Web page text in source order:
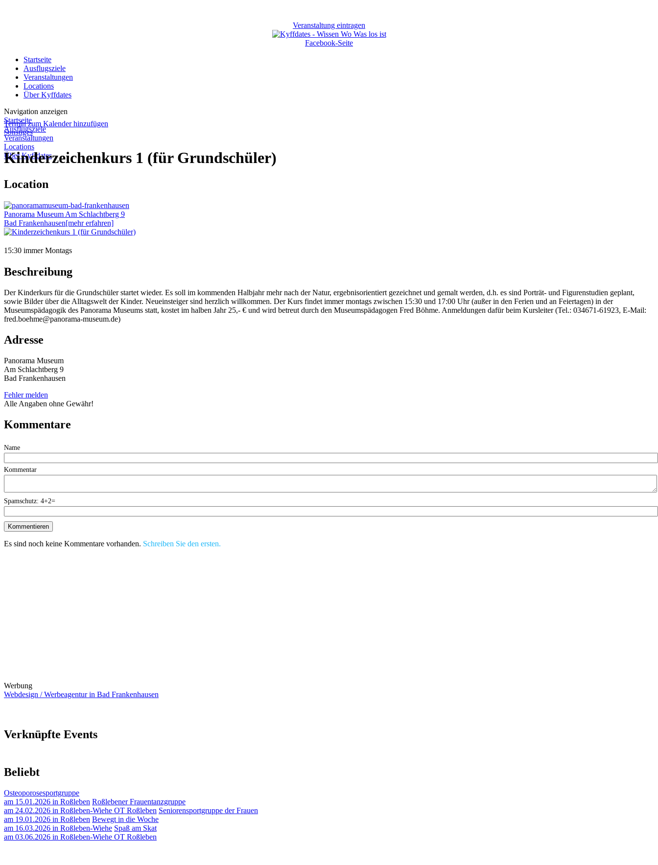
Veranstaltung eintragen
Facebook-Seite
Startseite
Ausflugsziele
Veranstaltungen
Locations
Über Kyffdates
Navigation anzeigen
Startseite
Ausflugsziele
Veranstaltungen
Locations
Über Kyffdates
Termin zum Kalender hinzufügen
Sonstiges
Kinderzeichenkurs 1 (für Grundschüler)
Location
Panorama Museum Am Schlachtberg 9
Bad Frankenhausen[mehr erfahren]
15:30 immer Montags
Beschreibung
Der Kinderkurs für die Grundschüler startet wieder. Es soll im kommenden Halbjahr mehr nach der Natur, ergebnisorientiert gezeichnet und gemalt werden, d.h. es sind Porträt- und Figurenstudien geplant,
sowie Bilder über die Alltagswelt der Kinder. Neueinsteiger sind herzlich willkommen. Der Kurs findet immer montags zwischen 15:30 und 17:00 Uhr (außer in den Ferien und an Feiertagen) in der
Museumspädagogik des Panorama Museums statt, kostet im halben Jahr 25,- € und wird betreut durch den Museumspädagogen Fred Böhme. Anmeldungen dafür beim Kursleiter (Tel.: 034671-61923, E-Mail:
fred.boehme@panorama-museum.de)
Adresse
Panorama Museum
Am Schlachtberg 9
Bad Frankenhausen
Fehler melden
Alle Angaben ohne Gewähr!
Kommentare
Name
Kommentar
Spamschutz: 4+2=
Es sind noch keine Kommentare vorhanden. Schreiben Sie den ersten.
Werbung
Webdesign / Werbeagentur in Bad Frankenhausen
Verknüpfte Events
Beliebt
Osteoporosesportgruppe
am 15.01.2026 in Roßleben Roßlebener Frauentanzgruppe
am 24.02.2026 in Roßleben-Wiehe OT Roßleben Seniorensportgruppe der Frauen
am 19.01.2026 in Roßleben Bewegt in die Woche
am 16.03.2026 in Roßleben-Wiehe Spaß am Skat
am 03.06.2026 in Roßleben-Wiehe OT Roßleben